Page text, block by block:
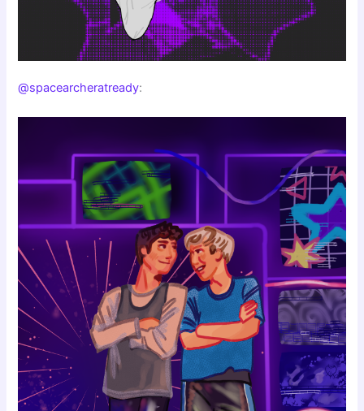
@spacearcheratready: